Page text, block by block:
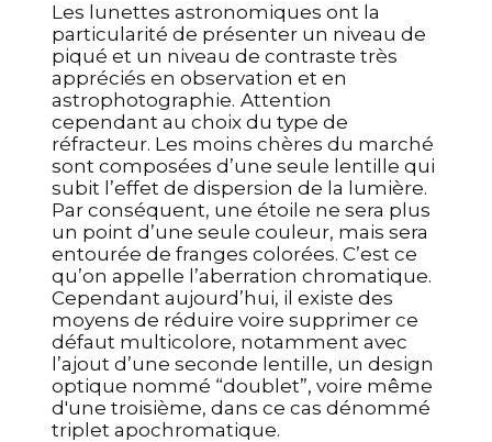
Les lunettes astronomiques ont la
particularité de présenter un niveau de
piqué et un niveau de contraste très
appréciés en observation et en
astrophotographie. Attention
cependant au choix du type de
réfracteur. Les moins chères du marché
sont composées d’une seule lentille qui
subit l’effet de dispersion de la lumière.
Par conséquent, une étoile ne sera plus
un point d’une seule couleur, mais sera
entourée de franges colorées. C’est ce
qu’on appelle l’aberration chromatique.
Cependant aujourd’hui, il existe des
moyens de réduire voire supprimer ce
défaut multicolore, notamment avec
l’ajout d’une seconde lentille, un design
optique nommé “doublet”, voire même
d'une troisième, dans ce cas dénommé
triplet apochromatique.